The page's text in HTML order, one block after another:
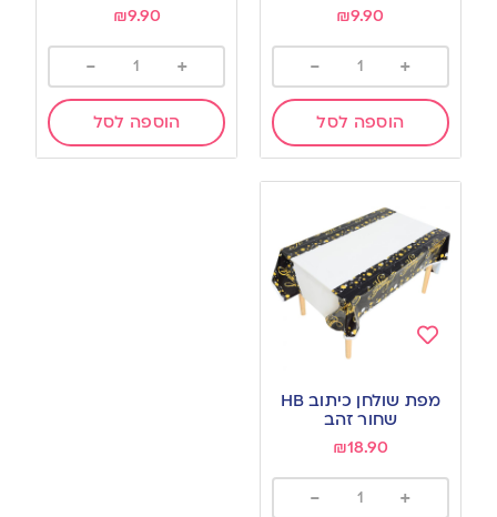
₪9.90
+
-
הוספה לסל
₪9.90
+
-
הוספה לסל
to
wishlist
מפת שולחן כיתוב HB
שחור זהב
₪18.90
+
-